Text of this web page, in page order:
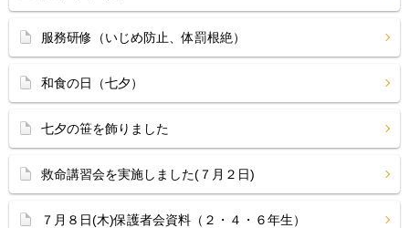
服務研修（いじめ防止、体罰根絶）
和食の日（七夕）
七夕の笹を飾りました
救命講習会を実施しました(７月２日)
７月８日(木)保護者会資料（２・４・６年生）